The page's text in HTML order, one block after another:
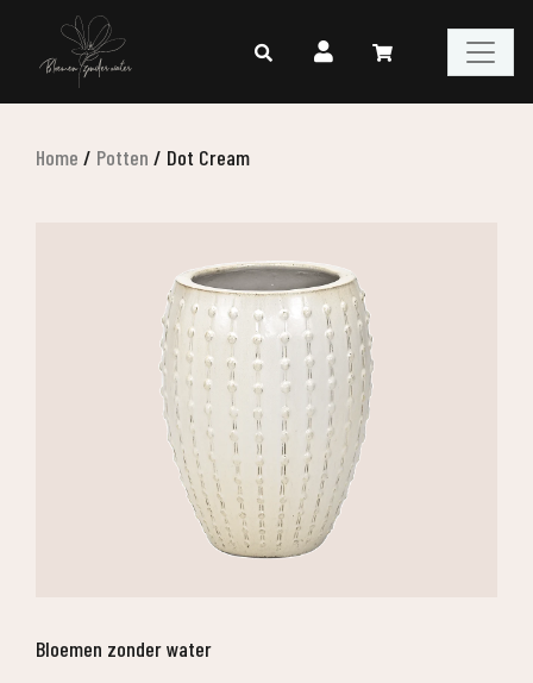
Home / Potten / Dot Cream
Bloemen zonder water